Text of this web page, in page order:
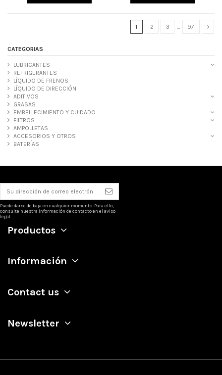
1 2 3 … 97
CATEGORIAS
LUBRICANTES
REFRIGERANTES
LÍQUIDO DE FRENOS
LÍQUIDO DE DIRECCIÓN
ADITIVOS
GRASAS
EMBELLECIMIENTO Y CUIDADO
FILTROS
AMPOLLETAS
ACCESORIOS Y OTROS
BATERÍAS
Puede darse de baja en cualquier momento. Para ello,
consulte nuestra información de contacto en el aviso
legal.
Productos
Información
Contact us
Newsletter